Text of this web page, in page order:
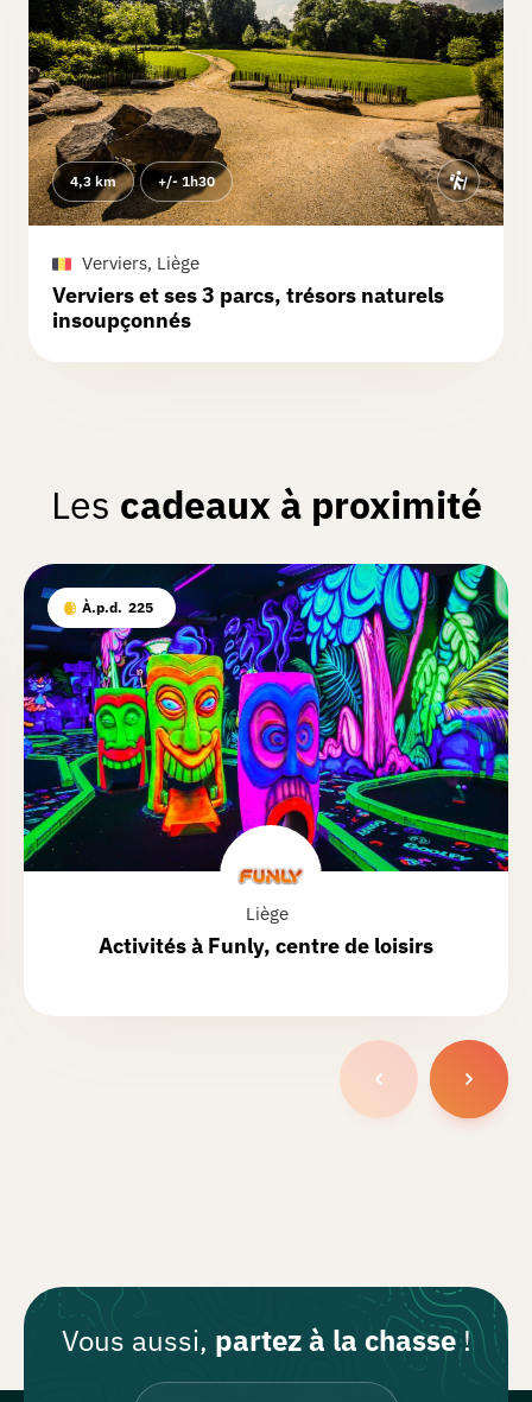
4,3 km +/- 1h30
Verviers, Liège
Verviers et ses 3 parcs, trésors naturels
insoupçonnés
Les cadeaux à proximité
À.p.d. 225
Liège
Activités à Funly, centre de loisirs
Vous aussi, partez à la chasse!